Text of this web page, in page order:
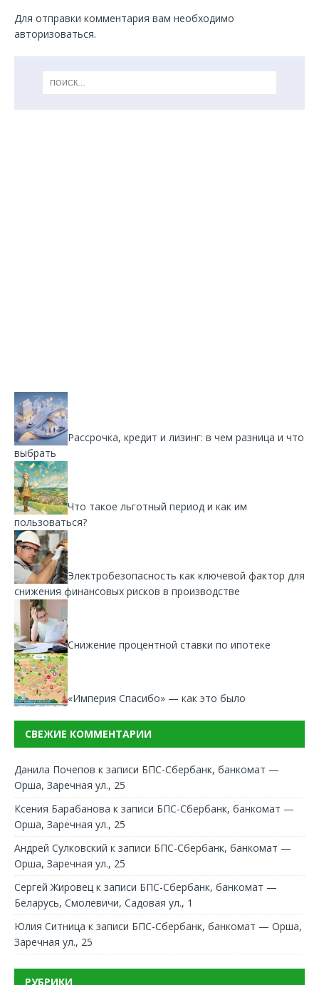
Для отправки комментария вам необходимо
авторизоваться.
Рассрочка, кредит и лизинг: в чем разница и что
выбрать
Что такое льготный период и как им
пользоваться?
Электробезопасность как ключевой фактор для
снижения финансовых рисков в производстве
Снижение процентной ставки по ипотеке
«Империя Спасибо» — как это было
СВЕЖИЕ КОММЕНТАРИИ
Данила Почепов к записи БПС-Сбербанк, банкомат —
Орша, Заречная ул., 25
Ксения Барабанова к записи БПС-Сбербанк, банкомат —
Орша, Заречная ул., 25
Андрей Сулковский к записи БПС-Сбербанк, банкомат —
Орша, Заречная ул., 25
Сергей Жировец к записи БПС-Сбербанк, банкомат —
Беларусь, Смолевичи, Садовая ул., 1
Юлия Ситница к записи БПС-Сбербанк, банкомат — Орша,
Заречная ул., 25
РУБРИКИ